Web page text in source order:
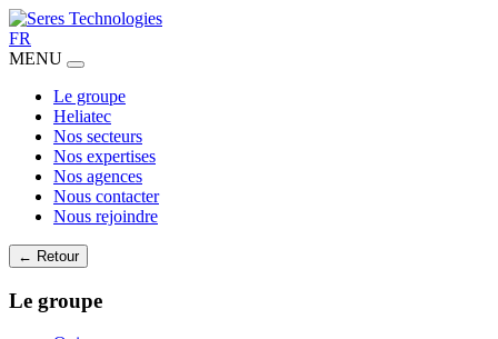
FR
MENU
Le groupe
Heliatec
Nos secteurs
Nos expertises
Nos agences
Nous contacter
Nous rejoindre
← Retour
Le groupe